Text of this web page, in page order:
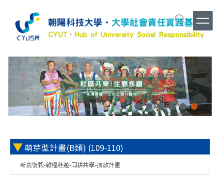
區
▼ 萌芽型計畫(B類) (109-110)
新農復穀-雜糧壯遊-同耕共學-擴散計畫